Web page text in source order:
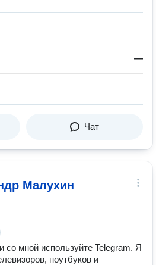
—
Чат
Малухин
со мной используйте Telegram. Я
ноутбуков и